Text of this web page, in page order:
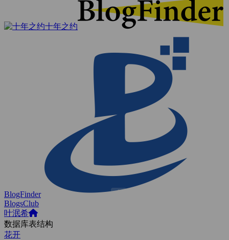
十年之约
BlogFinder
BlogsClub
叶泯希
数据库表结构
花开